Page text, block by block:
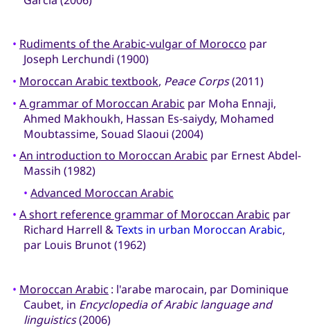
• Rudiments of the Arabic-vulgar of Morocco par
Joseph Lerchundi (1900)
• Moroccan Arabic textbook, Peace Corps(2011)
• A grammar of Moroccan Arabic par Moha Ennaji,
Ahmed Makhoukh, Hassan Es-saiydy, Mohamed
Moubtassime, Souad Slaoui (2004)
• An introduction to Moroccan Arabic par Ernest Abdel-
Massih (1982)
• Advanced Moroccan Arabic
• A short reference grammar of Moroccan Arabic par
Richard Harrell &Texts in urban Moroccan Arabic,
par Louis Brunot (1962)
• Moroccan Arabic : l'arabe marocain, par Dominique
Caubet, in Encyclopedia of Arabic language and
linguistics(2006)